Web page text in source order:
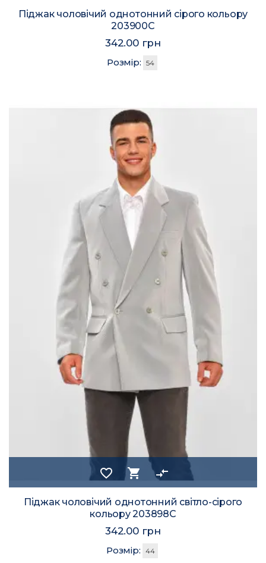
Піджак чоловічий однотонний сірого кольору
203900C
342.00 грн
Розмір: 54
favorite_border shopping_cart compare_arrows
Піджак чоловічий однотонний світло-сірого
кольору 203898C
342.00 грн
Розмір: 44